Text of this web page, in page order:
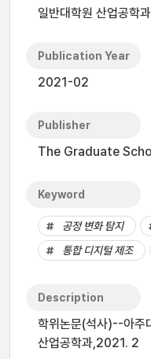
일반대학원 산업공학과
Publication Year
2021-02
Publisher
The Graduate
Keyword
공정 변화 탐지
통합 디지털 제조
Description
학위논문(석사)--아주
산업공학과,2021. 2